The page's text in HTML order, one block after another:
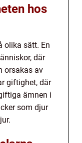
hos
olika sätt. En
där
orsakas av
giftighet, där
ämnen i
som djur